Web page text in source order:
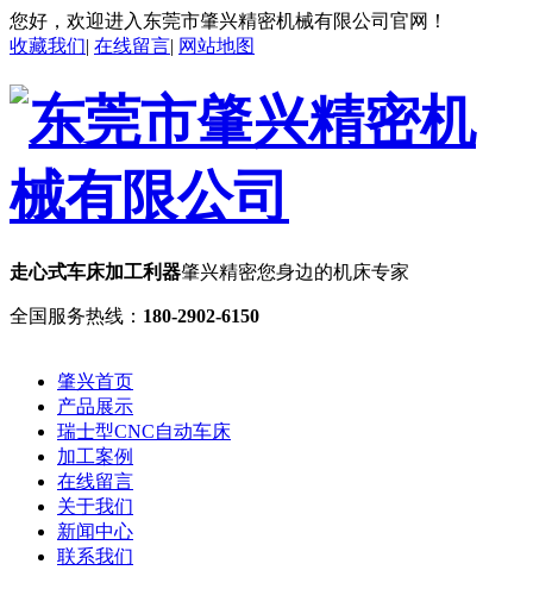
您好，欢迎进入东莞市肇兴精密机械有限公司官网！
收藏我们| 在线留言| 网站地图
走心式车床加工利器肇兴精密您身边的机床专家
全国服务热线： 180-2902-6150
肇兴首页
产品展示
瑞士型CNC自动车床
加工案例
在线留言
关于我们
新闻中心
联系我们